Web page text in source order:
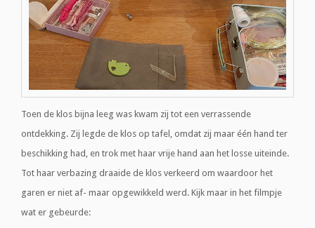
Toen de klos bijna leeg was kwam zij tot een verrassende
ontdekking. Zij legde de klos op tafel, omdat zij maar één hand ter
beschikking had, en trok met haar vrije hand aan het losse uiteinde.
Tot haar verbazing draaide de klos verkeerd om waardoor het
garen er niet af- maar opgewikkeld werd. Kijk maar in het filmpje
wat er gebeurde: